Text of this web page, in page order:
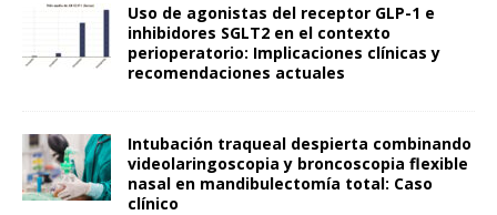
Uso de agonistas del receptor GLP-1 e
inhibidores SGLT2 en el contexto
perioperatorio: Implicaciones clínicas y
recomendaciones actuales
Intubación traqueal despierta combinando
videolaringoscopia y broncoscopia flexible
nasal en mandibulectomía total: Caso
clínico